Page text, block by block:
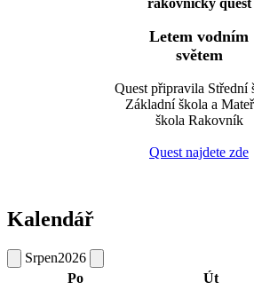
Letem vodním
světem
Quest připravila Střední
Základní škola a
škola Rakovník
Quest najdete zde
Kalendář
Srpen2026
Po
Út